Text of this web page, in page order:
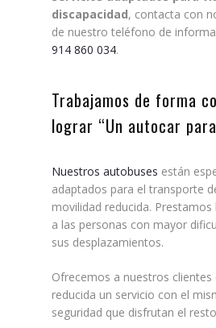
discapacidad, contacta con
de nuestro teléfono de
914 860 034.
Trabajamos de forma
lograr “Un autocar
Nuestros autobuses están
adaptados para el transporte
movilidad reducida.
a las personas con mayor
sus desplazamientos.
Ofrecemos a nuestros clientes
reducida un servicio con el
seguridad que disfrutan el